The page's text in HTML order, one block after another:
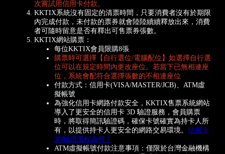
次嘗試用信用卡付款。
KKTIX系統沒有固定的清票時間，只要消費者沒有於期限
內完成付款，未付款的票券就會陸陸續續釋放出來，消費
者可隨時留意是否有釋出可售票券張數。
KKTIX網站購票：
每位KKTIX會員限購8張
購票時可選擇【自行選位/電腦配位】如選擇自行選
位可以在規定時間內更改座位。若當下已無相連座
位，系統會配符合選擇張數的不相連座位
付款方式：信用卡(VISA/MASTER/JCB)、ATM虛
擬帳號
為強化信用卡網路付款安全，KKTIX售票系統網站
導入了更安全的信用卡 3D 驗證服務，會員購票
時，將取得簡訊驗證碼，確保卡號確實為持卡人所
有，以提供持卡人更安全的網路交易環境。 信用卡
3D驗證流程為何？
ATM虛擬帳號付款注意事項：僅限於台灣金融機構